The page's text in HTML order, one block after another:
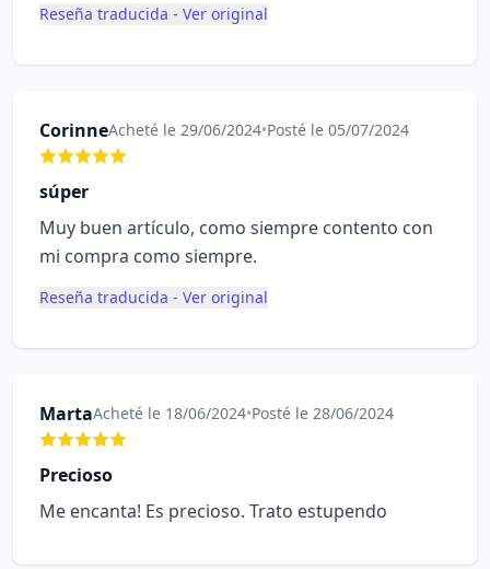
Reseña traducida - Ver original
CorinneAcheté le 29/06/2024•Posté le 05/07/2024
súper
Muy buen artículo, como siempre contento con
mi compra como siempre.
Reseña traducida - Ver original
MartaAcheté le 18/06/2024•Posté le 28/06/2024
Precioso
Me encanta! Es precioso. Trato estupendo